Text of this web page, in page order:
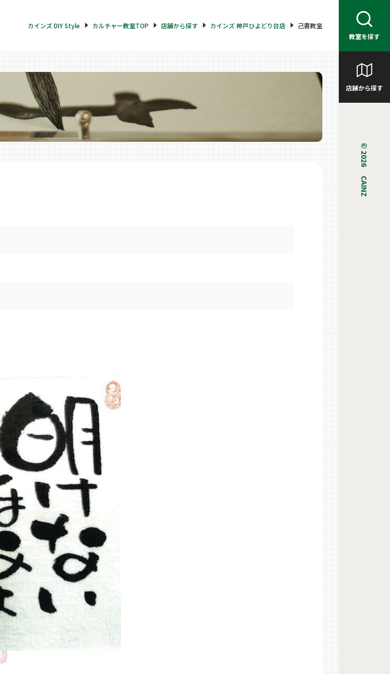
教室を探す
店舗から探す
カインズ DIY Style カルチャー教室TOP 店舗から探す カインズ 神戸ひよどり台店 己書教室
© 2026 CAINZ